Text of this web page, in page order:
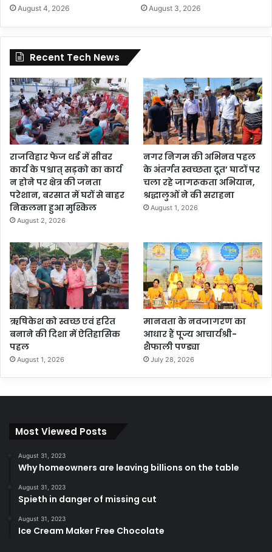
August 4, 2026 August 3, 2026
Recent Tech News
राजविहार फेज थर्ड में सीवर
कार्य के पश्चात् सड़को का कार्य
न होने पर क्षेत्र की जनता
परेशान, बरसात में घरों से बाहर
निकलना हुआ मुश्किल
August 2, 2026
नगर निगम की अभिनव पहल
के अंतर्गत स्वच्छता दूत’ घाटों पर
चला रहे जागरूकता अभियान,
श्रद्धालुओं ने की सराहना
August 1, 2026
ऋषिकेश को स्वच्छ एवं हरित
बनाने की दिशा में ऐतिहासिक
पहल
August 1, 2026
मानवता के नवजागरण का
आधार हैं पूज्य आचार्यश्री-
शैफाली पण्ड्या
July 28, 2026
Most Viewed Posts
August 31, 2023
Why homeowners are leaving billions on the table
August 31, 2023
Spieth in danger of missing cut
August 31, 2023
Ice Cream Maker Free Chocolate